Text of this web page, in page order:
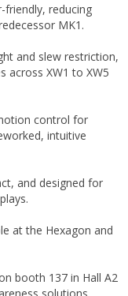
friendly, reducing
MK1.
and slew restriction,
across XW1 to XW5
control for
intuitive
and designed for
at the Hexagon and
booth 137 in Hall A2